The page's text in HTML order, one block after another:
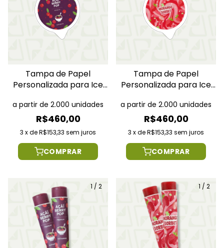
Tampa de Papel
Personalizada para Ice
R$460,00
3 xdeR$153,33 sem juros
a partir de 2.000 unidades
COMPRAR
Tampa de Papel
Personalizada para Ice
R$460,00
3 xdeR$153,33 sem juros
a partir de 2.000 unidades
COMPRAR
1 / 2 1 / 2